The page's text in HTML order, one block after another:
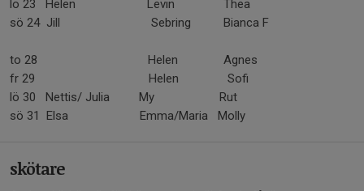
lö 23 Helen Levin Thea
sö 24 Jill Sebring Bianca F
to 28 Helen Agnes
fr 29 Helen Sofi
lö 30 Nettis/ Julia My Rut
sö 31 Elsa Emma/Maria Molly
skötare